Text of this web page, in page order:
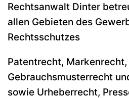
Rechtsanwalt Dinter
allen Gebieten des
Rechtsschutzes
Patentrecht,
Gebrauchsmusterrecht
sowie Urheberrecht,